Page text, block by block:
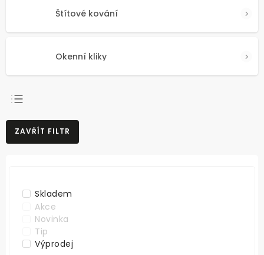
Štítové kování
Okenní kliky
NEJPRODÁVANĚJŠÍ
NEJLEVNĚJŠÍ
ZAVŘÍT FILTR
Skladem
Akce
Novinka
Tip
Výprodej